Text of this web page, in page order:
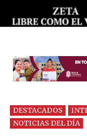
DESTACADOS
NOTICIAS DEL DÍA